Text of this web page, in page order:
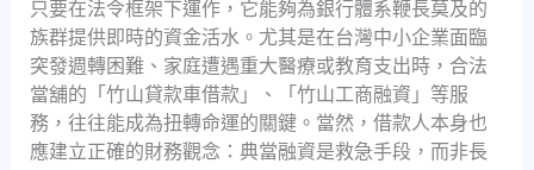
只要在法令框架下運作，它能夠為銀行體系鞭長莫及的
族群提供即時的資金活水。尤其是在台灣中小企業面臨
突發週轉困難、家庭遭遇重大醫療或教育支出時，合法
當舖的「竹山貸款車借款」、「竹山工商融資」等服
務，往往能成為扭轉命運的關鍵。當然，借款人本身也
應建立正確的財務觀念：典當融資是救急手段，而非長